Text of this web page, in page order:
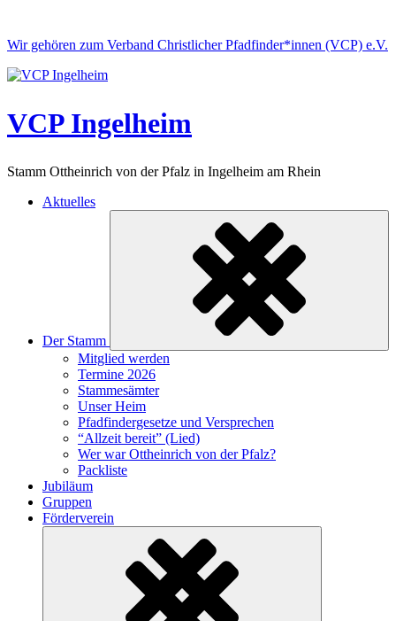
content
Wir gehören zum Verband Christlicher Pfadfinder*innen (VCP) e.V.
VCP Ingelheim
Stamm Ottheinrich von der Pfalz in Ingelheim am Rhein
Aktuelles
Der Stamm
Untermenü
Mitglied werden
Termine 2026
Stammesämter
Unser Heim
Pfadfindergesetze und Versprechen
“Allzeit bereit” (Lied)
Wer war Ottheinrich von der Pfalz?
Packliste
Jubiläum
Gruppen
Förderverein